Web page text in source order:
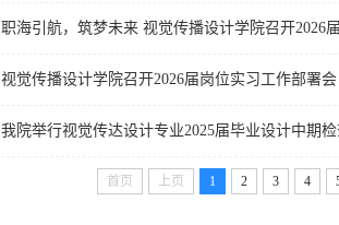
职海引航，筑梦未来 视觉传播设计学院召开2026
视觉传播设计学院召开2026届岗位实习工作部署会
我院举行视觉传达设计专业2025届毕业设计中期
首页 上页 1 2 3 4